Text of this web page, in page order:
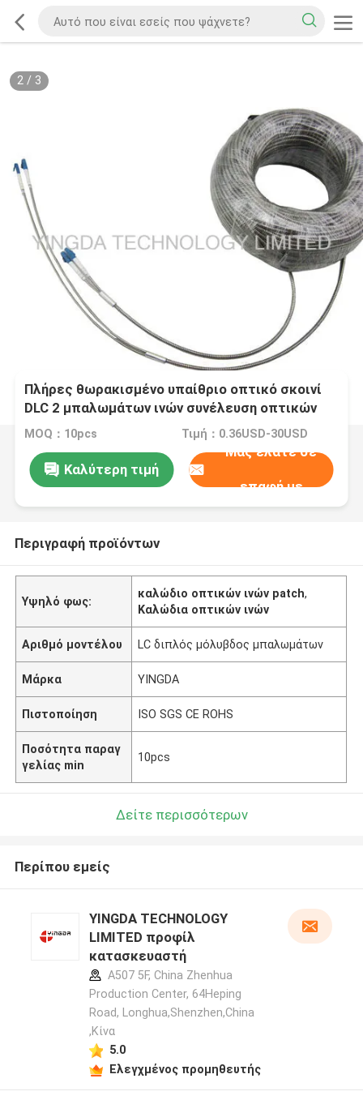
2/ 3
Πλήρες θωρακισμένο υπαίθριο οπτικό σκοινί
DLC 2 μπαλωμάτων ινών συνέλευση οπτικών
καλωδίων πυρήνων
MOQ：10pcs Τιμή：0.36USD-30USD
Καλύτερη τιμή
Μας ελάτε σε
επαφή με
Περιγραφή προϊόντων
Υψηλό φως:
καλώδιο οπτικών ινών patch,
Καλώδια οπτικών ινών
Αριθμό μοντέλου LC διπλός μόλυβδος μπαλωμάτων
Μάρκα YINGDA
Πιστοποίηση ISO SGS CE ROHS
Ποσότητα παραγ
γελίας min
10pcs
Δείτε περισσότερων
Περίπου εμείς
YINGDA TECHNOLOGY
LIMITED προφίλ
κατασκευαστή
A507 5F, China Zhenhua
Production Center, 64Heping
Road, Longhua,Shenzhen,China
,Κίνα
5.0
Ελεγχμένος προμηθευτής